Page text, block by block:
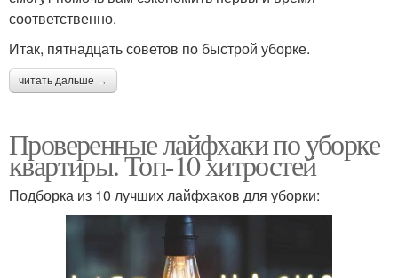
соответственно.
Итак, пятнадцать советов по быстрой уборке.
читать дальше →
Проверенные лайфхаки по уборке
квартиры. Топ-10 хитростей
Подборка из 10 лучших лайфхаков для уборки: